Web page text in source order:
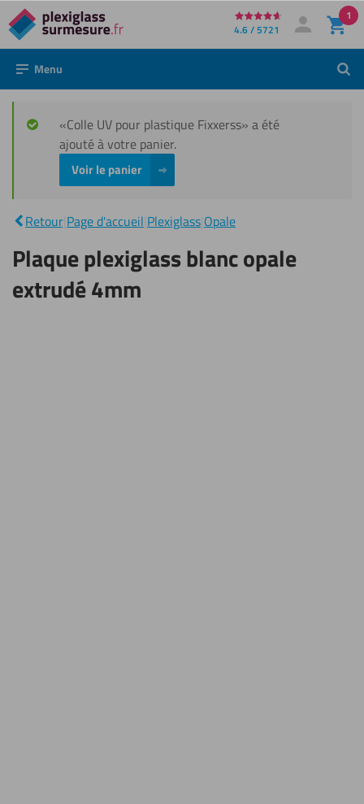
Directement
au
contenu
4.6 / 5721 Mon compte
Se connecter
1
Menu
«Colle UV pour plastique Fixxerss» a été
ajouté à votre panier.
Voir le panier
Retour Page d'accueil Plexiglass Opale
plexiglass
blanc
opale
4mm
Plaque plexiglass blanc opale
extrudé 4mm